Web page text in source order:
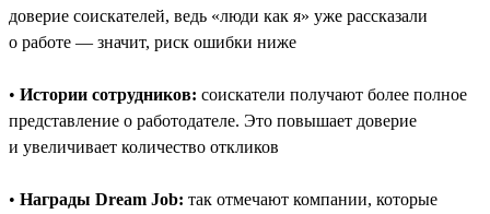
доверие соискателей, ведь «люди как я» уже рассказали
о работе — значит, риск ошибки ниже
• Истории сотрудников: соискатели получают более полное
представление о работодателе. Это повышает доверие
и увеличивает количество откликов
• Награды Dream Job: так отмечают компании, которые